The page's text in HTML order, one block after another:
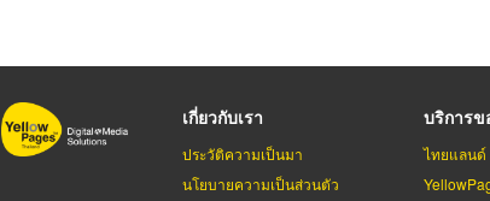
เกี่ยวกับเรา
ประวัติความเป็นมา
นโยบายความเป็นส่วนตัว
บริการข
ไทยแลนด์